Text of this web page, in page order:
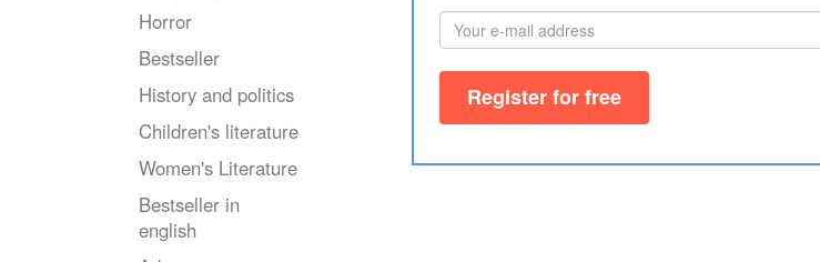
Horror
Bestseller
History and politics
Children's literature
Women's Literature
Bestseller in
english